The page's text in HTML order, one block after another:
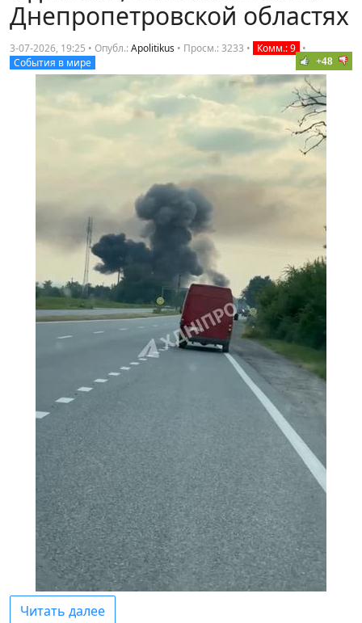
Днепропетровской областях
3-07-2026, 19:25 • Опубл.:Apolitikus • Просм.: 3233 • Комм.: 9 •
События в мире
+48
Читать далее